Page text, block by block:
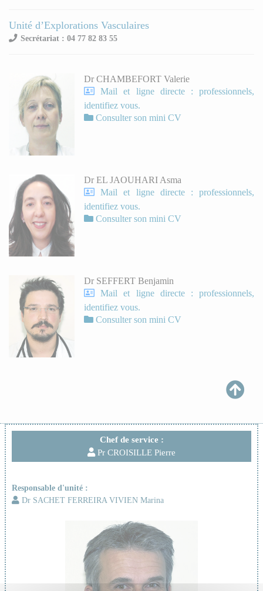
Chef de service :
Pr CROISILLE Pierre
Responsable d'unité :
Dr SACHET FERREIRA VIVIEN Marina
Unité d’Explorations Vasculaires
Secrétariat : 04 77 82 83 55
Dr CHAMBEFORT Valerie
Mail et ligne directe : professionnels,
identifiez vous.
Consulter son mini CV
Dr EL JAOUHARI Asma
Mail et ligne directe : professionnels,
identifiez vous.
Consulter son mini CV
Dr SEFFERT Benjamin
Mail et ligne directe : professionnels,
identifiez vous.
Consulter son mini CV